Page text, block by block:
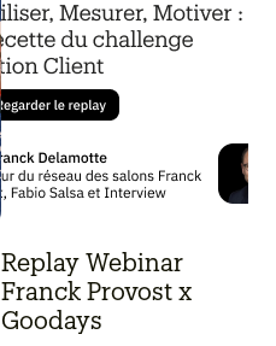
Replay Webinar
Franck Provost x
Goodays